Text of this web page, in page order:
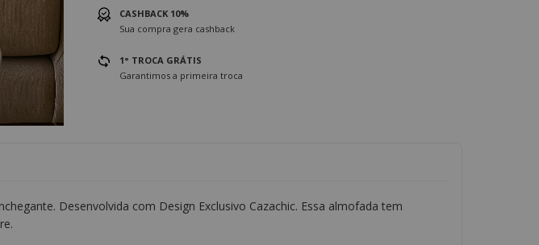
CASHBACK 10%
Sua compra gera cashback
1° TROCA GRÁTIS
Garantimos a primeira troca
Desenvolvida com Design Exclusivo Cazachic. Essa almofada tem